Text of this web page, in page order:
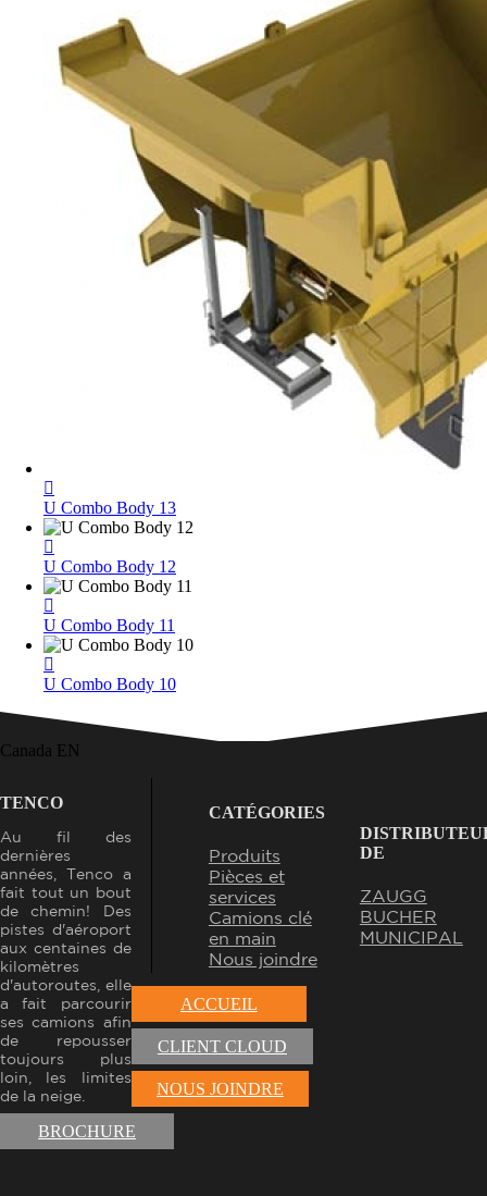
U Combo Body 13
U Combo Body 12
U Combo Body 11
U Combo Body 10
Canada EN
TENCO
Au fil des
dernières
années, Tenco a
fait tout un bout
de chemin! Des
pistes d'aéroport
aux centaines de
kilomètres
d'autoroutes, elle
a fait parcourir
ses camions afin
de repousser
toujours plus
loin, les limites
de la neige.
CATÉGORIES
Produits
Pièces et
services
Camions clé
en main
Nous joindre
DE
ZAUGG
BUCHER
MUNICIPAL
ACCUEIL
CLIENT CLOUD
NOUS JOINDRE
BROCHURE